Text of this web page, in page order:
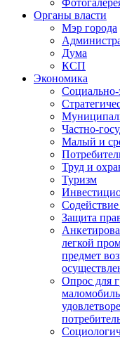
Органы власти
Мэр города
Дума
КСП
Экономика
Частно-
Малый и
Труд и
Туризм
Защита
легкой
предмет
Опрос для